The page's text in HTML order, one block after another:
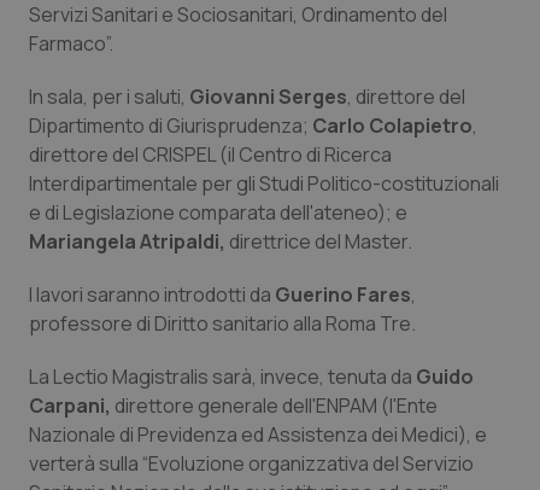
Emilia-Romagna
Friuli Venezia Giulia
Lazio
Liguria
Lombardia
Molise
Piemonte
Colesterolo & coronaropatie
Dermatite Atopica
Diabete & glucometri
Disturbi dell’umore
Dolore
Epatiti
HIV
Servizi Sanitari e Sociosanitari, Ordinamento del
Farmaco”.
In sala, per i saluti, Giovanni Serges, direttore del
Dipartimento di Giurisprudenza; Carlo Colapietro,
direttore del CRISPEL (il Centro di Ricerca
Interdipartimentale per gli Studi Politico-costituzionali
e di Legislazione comparata dell'ateneo); e
Mariangela Atripaldi, direttrice del Master.
I lavori saranno introdotti da Guerino Fares,
professore di Diritto sanitario alla Roma Tre.
La Lectio Magistralis sarà, invece, tenuta da Guido
Carpani, direttore generale dell'ENPAM (l'Ente
Nazionale di Previdenza ed Assistenza dei Medici), e
verterà sulla “Evoluzione organizzativa del Servizio